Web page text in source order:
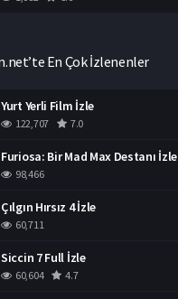
En Çok İzlenenler
Yurt Yerli Film İzle
122,707 7.0
Furiosa: Bir Mad Max Destanı İzle
98,466
Çılgın Hırsız 4 İzle
60,711
Siccin 7 Full İzle
60,604 4.7